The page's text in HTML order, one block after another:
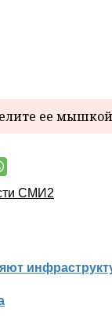
ее
СМИ2